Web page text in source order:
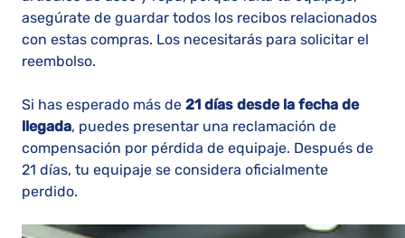
asegúrate de guardar todos los recibos relacionados
con estas compras. Los necesitarás para solicitar el
reembolso.
Si has esperado más de 21 días desde la fecha de
llegada, puedes presentar una reclamación de
compensación por pérdida de equipaje. Después de
21 días, tu equipaje se considera oficialmente
perdido.